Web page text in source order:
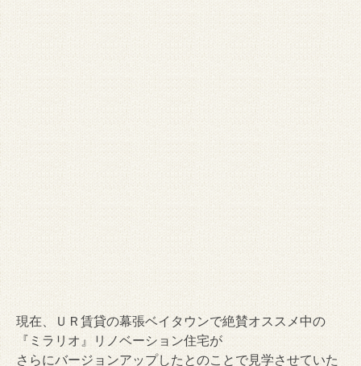
現在、ＵＲ賃貸の幕張ベイタウンで絶賛オススメ中の
『ミラリオ』リノベーション住宅が
さらにバージョンアップしたとのことで見学させていた